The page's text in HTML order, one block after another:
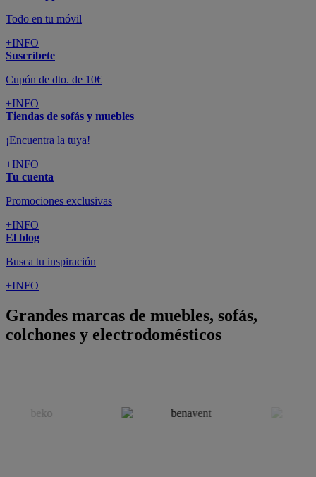
Todo en tu móvil
+INFO
Suscríbete
Cupón de dto. de 10€
+INFO
Tiendas de sofás y muebles
¡Encuentra la tuya!
+INFO
Tu cuenta
Promociones exclusivas
+INFO
El blog
Busca tu inspiración
+INFO
Grandes marcas de muebles, sofás,
colchones y electrodomésticos